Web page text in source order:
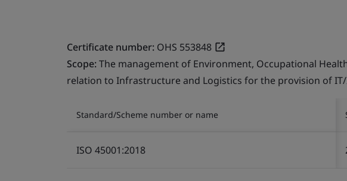
Certificate number: OHS 553848
Scope:The management of Environment, Occupational
relation to Infrastructure and Logistics for the provision of IT/
Standard/Scheme number or name
ISO 45001:2018